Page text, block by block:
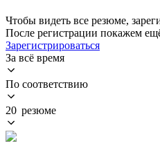
Чтобы видеть все резюме,
После регистрации покажем
Зарегистрироваться
За всё время
По соответствию
20 резюме